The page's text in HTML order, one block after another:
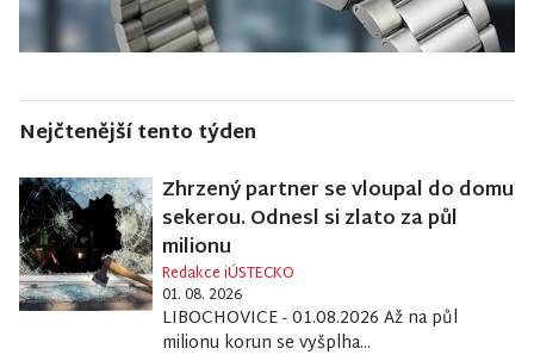
Nejčtenější tento týden
Zhrzený partner se vloupal do domu
sekerou. Odnesl si zlato za půl
milionu
Redakce iÚSTECKO
01. 08. 2026
LIBOCHOVICE - 01.08.2026 Až na půl
milionu korun se vyšplha...